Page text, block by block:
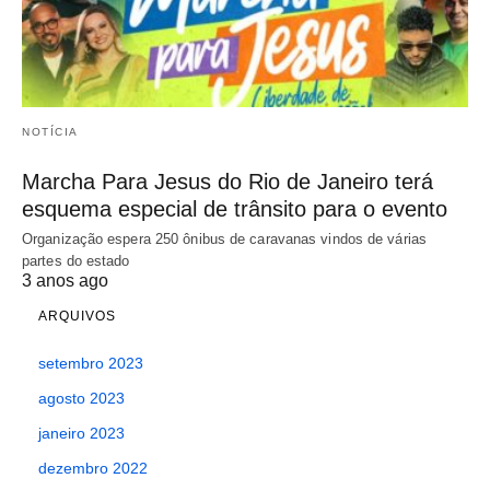
NOTÍCIA
Marcha Para Jesus do Rio de Janeiro terá
esquema especial de trânsito para o evento
Organização espera 250 ônibus de caravanas vindos de várias
partes do estado
3 anos ago
ARQUIVOS
setembro 2023
agosto 2023
janeiro 2023
dezembro 2022